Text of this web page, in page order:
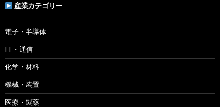
産業カテゴリー
電子・半導体
IT・通信
化学・材料
機械・装置
医療・製薬